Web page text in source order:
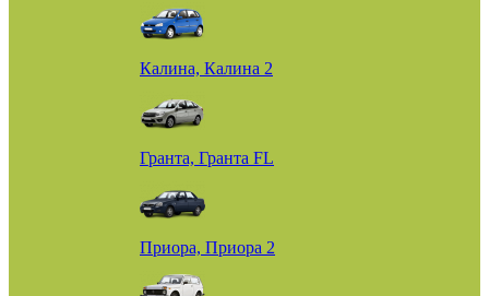
Калина, Калина 2
Гранта, Гранта FL
Приора, Приора 2